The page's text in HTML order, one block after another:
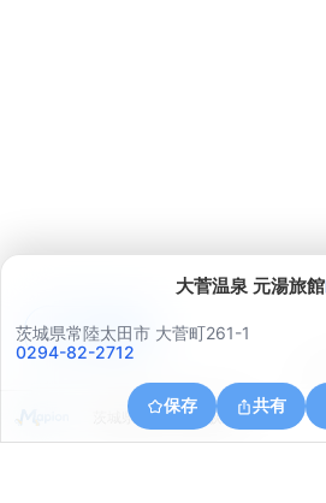
大菅温泉 元湯旅館
茨城県常陸太田市 大菅町261-1
0294-82-2712
保存 共有
茨城県日立市下深荻町
アプリで見る